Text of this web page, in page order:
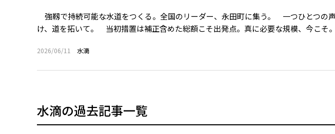
強靱で持続可能な水道をつくる。全国のリーダー、永田町に集う。 一つひとつの
け、道を拓いて。 当初措置は補正含めた総額こそ出発点。真に必要な規模、今こそ
2026/06/11 水滴
水滴の過去記事一覧